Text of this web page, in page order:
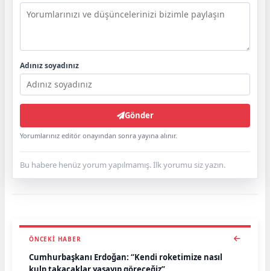
Adınız soyadınız
Gönder
Yorumlarınız editör onayından sonra yayına alınır.
Bu habere henüz yorum yapılmamış. İlk yorumu siz yazın.
ÖNCEKI HABER
Cumhurbaşkanı Erdoğan: “Kendi roketimize nasıl